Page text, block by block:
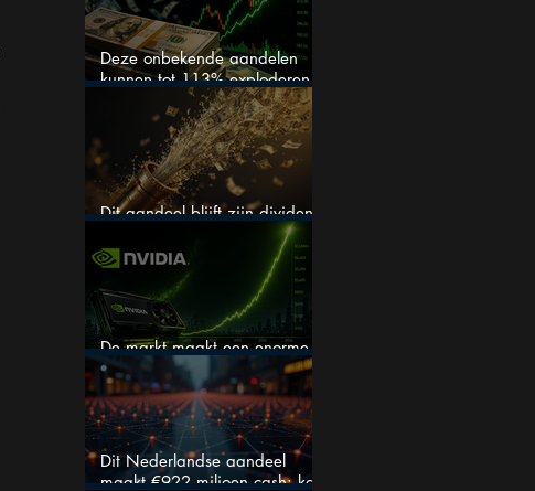
Deze onbekende aandelen
kunnen tot 113% exploderen
(één springt eruit)
Dit aandeel blijft zijn dividend
verhogen, wat er ook gebeurt
De markt maakt een enorme
fout bij Nvidia
Dit Nederlandse aandeel
maakt €922 miljoen cash: kan